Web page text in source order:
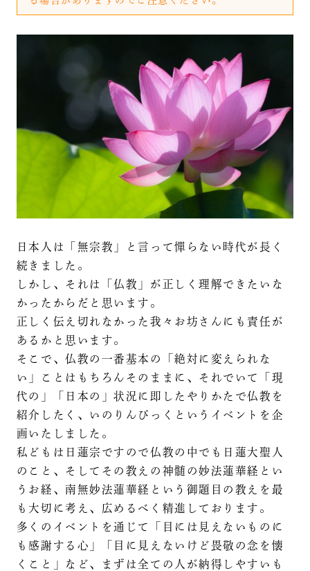
日本人は「無宗教」と言って憚らない時代が長く
続きました。
しかし、それは「仏教」が正しく理解できたいな
かったからだと思います。
正しく伝え切れなかった我々お坊さんにも責任が
あるかと思います。
そこで、仏教の一番基本の「絶対に変えられな
い」ことはもちろんそのままに、それでいて「現
代の」「日本の」状況に即したやりかたで仏教を
紹介したく、いのりんぴっくというイベントを企
画いたしました。
私どもは日蓮宗ですので仏教の中でも日蓮大聖人
のこと、そしてその教えの神髄の妙法蓮華経とい
うお経、南無妙法蓮華経という御題目の教えを最
も大切に考え、広めるべく精進しております。
多くのイベントを通じて「目には見えないものに
も感謝する心」「目に見えないけど畏敬の念を懐
くこと」など、まずは全ての人が納得しやすいも